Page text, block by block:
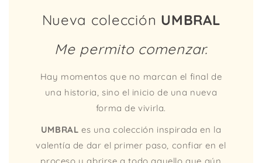
Nueva colección UMBRAL
Me permito comenzar.
Hay momentos que no marcan el final de
una historia, sino el inicio de una nueva
forma de vivirla.
UMBRAL es una colección inspirada en la
valentía de dar el primer paso, confiar en el